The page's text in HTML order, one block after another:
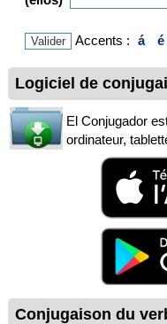
Accents : á é
Logiciel de
El Conjugador
ordinateur,
Conjugaison du